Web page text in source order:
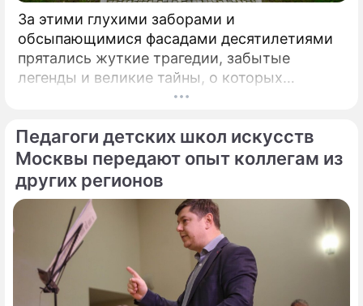
За этими глухими заборами и
обсыпающимися фасадами десятилетиями
прятались жуткие трагедии, забытые
легенды и великие тайны, о которых
миллионы прохожих даже не догадывались.
Педагоги детских школ искусств
Москвы передают опыт коллегам из
других регионов